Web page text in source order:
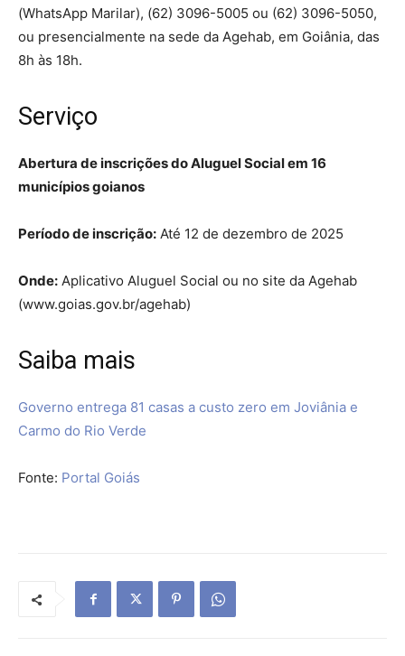
(WhatsApp Marilar), (62) 3096-5005 ou (62) 3096-5050,
ou presencialmente na sede da Agehab, em Goiânia, das
8h às 18h.
Serviço
Abertura de inscrições do Aluguel Social em 16
municípios goianos
Período de inscrição: Até 12 de dezembro de 2025
Onde: Aplicativo Aluguel Social ou no site da Agehab
(www.goias.gov.br/agehab)
Saiba mais
Governo entrega 81 casas a custo zero em Joviânia e
Carmo do Rio Verde
Fonte: Portal Goiás